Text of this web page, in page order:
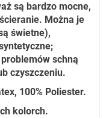
są bardzo mocne,
Można je
świetne),
schną
czyszczeniu.
100% Poliester.
kolorch.